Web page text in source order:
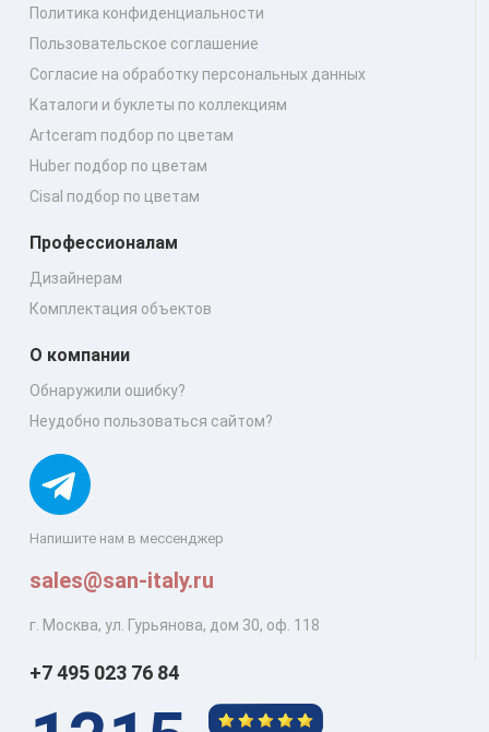
Напишите нам в мессенджер
sales@san-italy.ru
г. Москва, ул. Гурьянова, дом 30, оф. 118
Политика конфиденциальности
Пользовательское соглашение
Согласие на обработку персональных данных
Каталоги и буклеты по коллекциям
Artceram подбор по цветам
Huber подбор по цветам
Cisal подбор по цветам
Профессионалам
Дизайнерам
Комплектация объектов
О компании
Обнаружили ошибку?
Неудобно пользоваться сайтом?
+7 495 023 76 84